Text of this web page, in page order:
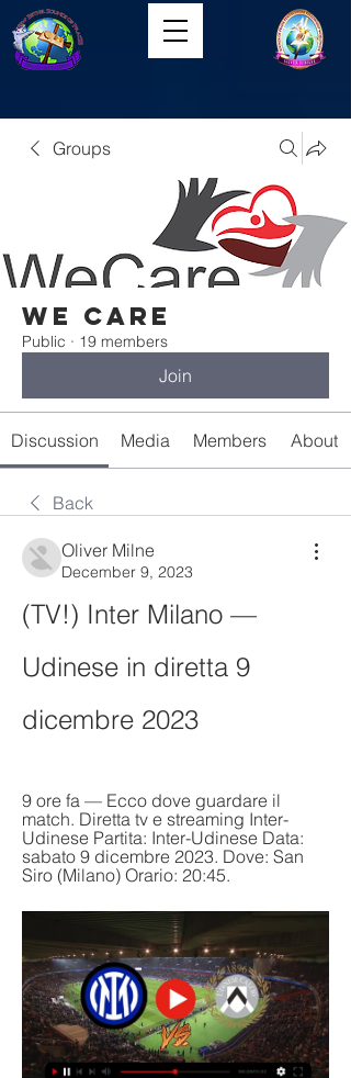
Groups
We Care
Public · 19 members
Join
Discussion Media Members About
Back
Oliver Milne
December 9, 2023
(TV!) Inter Milano —
Udinese in diretta 9
dicembre 2023
9 ore fa — Ecco dove guardare il
match. Diretta tv e streaming Inter-
Udinese Partita: Inter-Udinese Data:
sabato 9 dicembre 2023. Dove: San
Siro (Milano) Orario: 20:45.